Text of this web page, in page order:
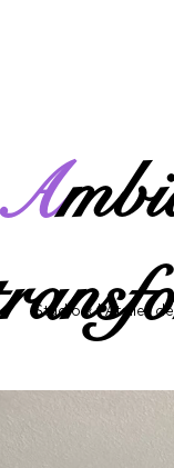
Studio « l’Atelier
A